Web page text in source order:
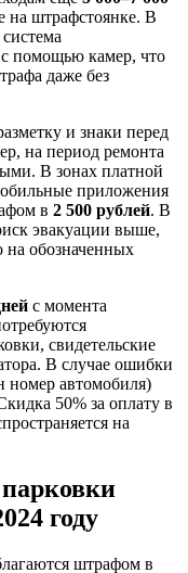
на штрафстоянке. В
помощью камер, что
даже без
и знаки перед
на период ремонта
В зонах платной
приложения
в 2 500 рублей. В
эвакуации выше,
на обозначенных
с момента
свидетельские
В случае ошибки
номер автомобиля)
50% за оплату в
на
году